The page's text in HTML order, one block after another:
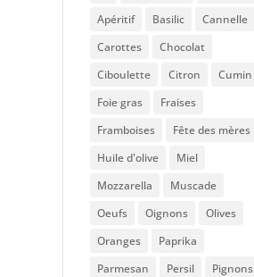
Apéritif
Basilic
Cannelle
Carottes
Chocolat
Ciboulette
Citron
Cumin
Foie gras
Fraises
Framboises
Fête des mères
Huile d'olive
Miel
Mozzarella
Muscade
Oeufs
Oignons
Olives
Oranges
Paprika
Parmesan
Persil
Pignons